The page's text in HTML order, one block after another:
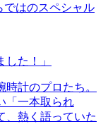
ではのスペシャル
た！」
計のプロたち。
「一本取られ
、熱く語っていた